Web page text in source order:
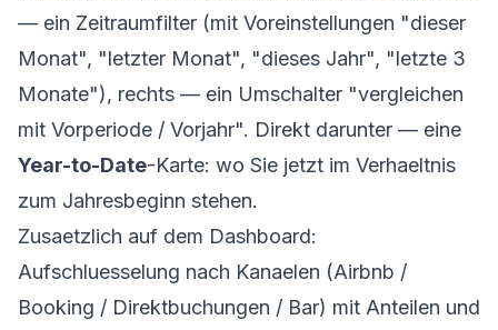
— ein Zeitraumfilter (mit Voreinstellungen "dieser
Monat", "letzter Monat", "dieses Jahr", "letzte 3
Monate"), rechts — ein Umschalter "vergleichen
mit Vorperiode / Vorjahr". Direkt darunter — eine
Year-to-Date-Karte: wo Sie jetzt im Verhaeltnis
zum Jahresbeginn stehen.
Zusaetzlich auf dem Dashboard:
Aufschluesselung nach Kanaelen (Airbnb /
Booking / Direktbuchungen / Bar) mit Anteilen und